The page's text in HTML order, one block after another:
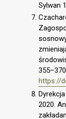
Sylwan
https://
2020.